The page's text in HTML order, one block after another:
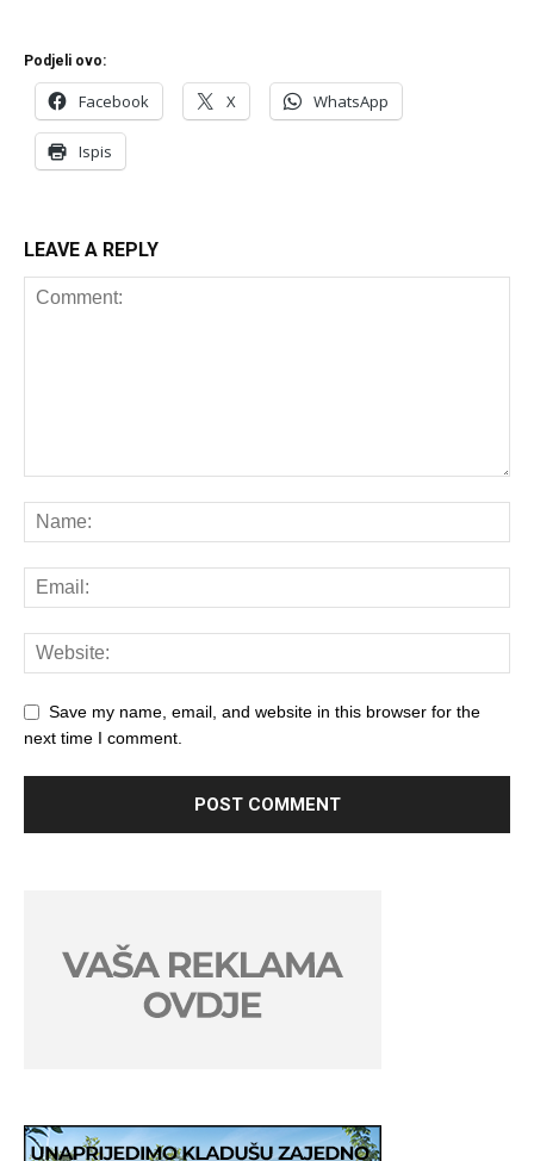
Podjeli ovo:
Facebook X WhatsApp
Ispis
LEAVE A REPLY
Save my name, email, and website in this browser for the
next time I comment.